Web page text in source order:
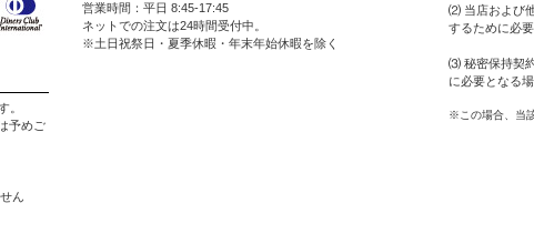
。
予めご
ん
営業時間：平日 8:45-17:45
ネットでの注文は24時間受付中。
※土日祝祭日・夏季休暇・年末年始休暇を除く
⑵ 当店および
するために必
⑶ 秘密保持契
に必要となる
※この場合、当